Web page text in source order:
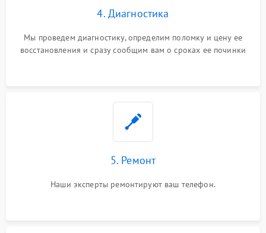
4. Диагностика
Мы проведем диагностику, определим поломку и цену ее
восстановления и сразу сообщим вам о сроках ее починки
5. Ремонт
Наши эксперты ремонтируют ваш телефон.